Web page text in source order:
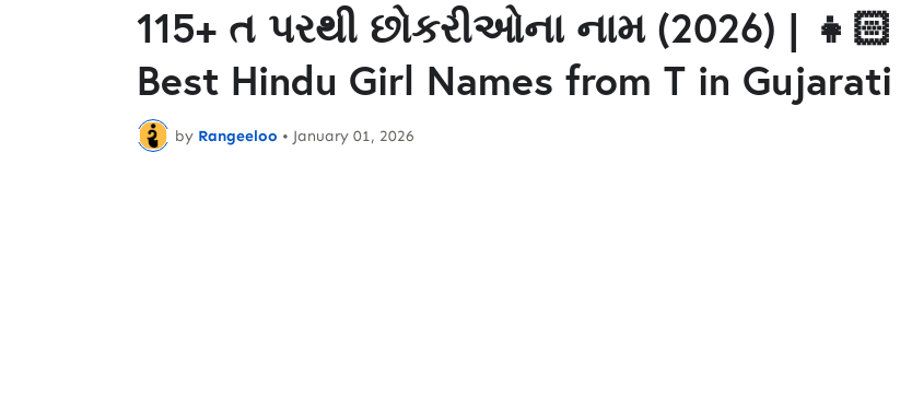
115+ ત પરથી છોકરીઓના નામ (2026) | 👧🏻
Best Hindu Girl Names from T in Gujarati
by Rangeeloo • January 01, 2026